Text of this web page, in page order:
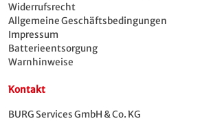
Widerrufsrecht
Allgemeine Geschäftsbedingungen
Impressum
Batterieentsorgung
Warnhinweise
Kontakt
BURG Services GmbH & Co. KG